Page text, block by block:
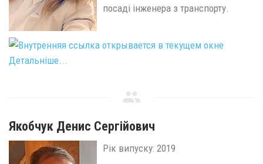
посаді інженера з транспорту.
Детальніше...
Якобчук Денис Сергійович
Рік випуску: 2019